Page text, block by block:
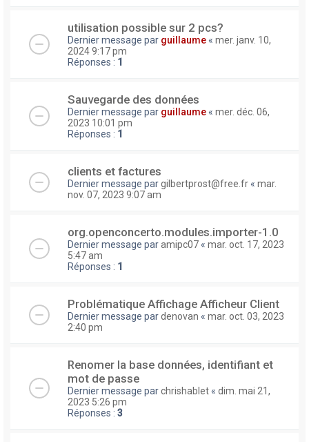
utilisation possible sur 2 pcs?
Dernier message par guillaume « mer. janv. 10,
2024 9:17 pm
Réponses : 1
Sauvegarde des données
Dernier message par guillaume « mer. déc. 06,
2023 10:01 pm
Réponses : 1
clients et factures
Dernier message pargilbertprost@free.fr « mar.
nov. 07, 2023 9:07 am
org.openconcerto.modules.importer-1.0
Dernier message paramipc07 « mar. oct. 17, 2023
5:47 am
Réponses : 1
Problématique Affichage Afficheur Client
Dernier message pardenovan « mar. oct. 03, 2023
2:40 pm
Renomer la base données, identifiant et
mot de passe
Dernier message parchrishablet « dim. mai 21,
2023 5:26 pm
Réponses : 3